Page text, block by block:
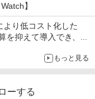
】
り低コスト化した
抑えて導入でき、
もっと見る
ーする